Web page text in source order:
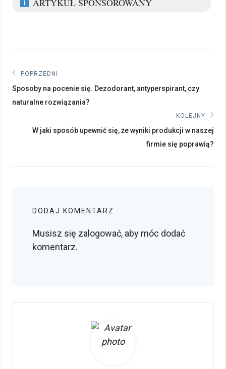
ARTYKUŁ SPONSOROWANY
Nawigacja
wpisu
POPRZEDNI
Poprzedni
post:
Sposoby na pocenie się. Dezodorant, antyperspirant, czy
naturalne rozwiązania?
KOLEJNY
Kolejny
W jaki sposób upewnić się, że wyniki produkcji w naszej
firmie się poprawią?
DODAJ KOMENTARZ
Musisz się zalogować, aby móc dodać
komentarz.